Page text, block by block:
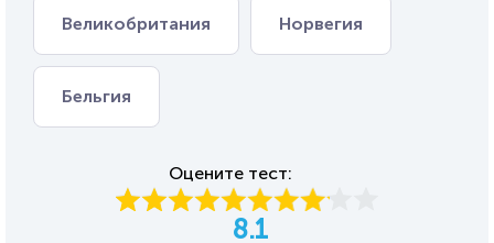
Великобритания Норвегия
Бельгия
Оцените тест:
8.1